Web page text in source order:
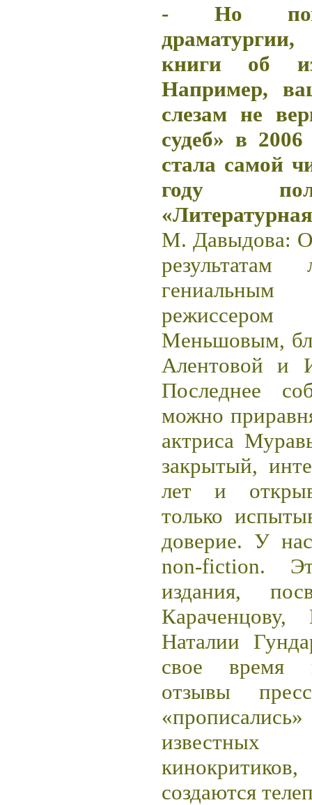
- Но
книги об
Например,
слезам не
судеб» в 2006
стала самой
году
М. Давыдова:
гениальным
Меньшовым,
Алентовой и
Последнее
можно
актриса
закрытый,
лет и
только
доверие. У
non-fiction.
издания,
Наталии
свое время
отзывы
создаются